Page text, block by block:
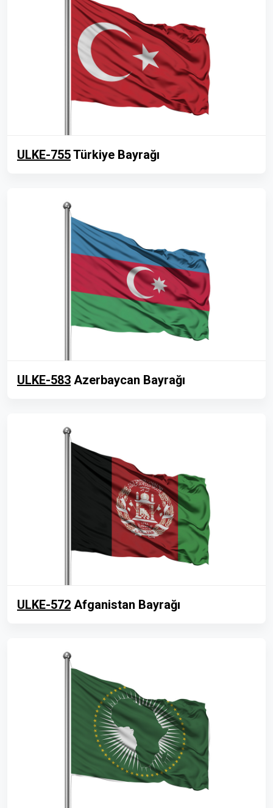
ULKE-755Türkiye Bayrağı
ULKE-583 Azerbaycan Bayrağı
ULKE-572 Afganistan Bayrağı